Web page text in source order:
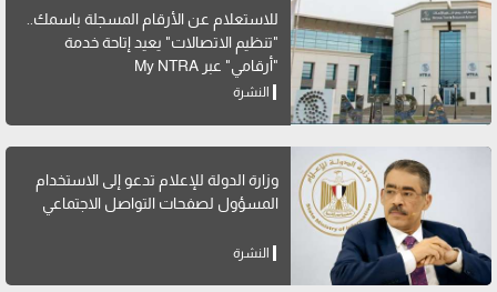
للاستعلام عن الأرقام المسجلة باسمك..
"تنظيم الاتصالات" يعيد إتاحة خدمة
"أرقامي" عبر My NTRA
النشرة
وزارة الدولة للإعلام تدعو إلى الاستخدام
المسؤول لصفحات التواصل الاجتماعي
النشرة